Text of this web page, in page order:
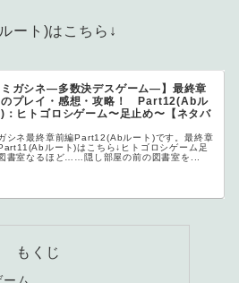
ート)はこちら↓
ミガシネ―多数決デスゲーム―】最終章
のプレイ・感想・攻略！ Part12(Abル
：ヒトゴロシゲーム〜足止め〜【ネタバ
シネ最終章前編Part12(Abルート)です。最終章
ルート)はこちら↓ヒトゴロシゲーム足
書室なるほど……隠し部屋の前の図書室を...
もくじ
ム